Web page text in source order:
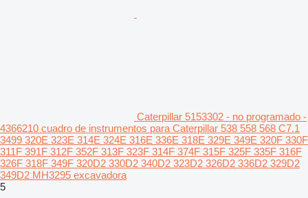
Caterpillar 5153302 - no programado -
4366210 cuadro de instrumentos para Caterpillar 538 558 568 C7.1
3499 320E 323E 314E 324E 316E 336E 318E 329E 349E 320F 330F
311F 391F 312F 352F 313F 323F 314F 374F 315F 325F 335F 316F
326F 318F 349F 320D2 330D2 340D2 323D2 326D2 336D2 329D2
349D2 MH3295 excavadora
5